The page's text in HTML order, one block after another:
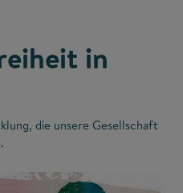
in
die unsere Gesellschaft